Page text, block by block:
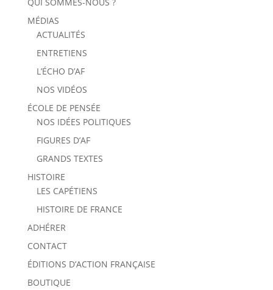
MÉDIAS
ACTUALITÉS
ENTRETIENS
L’ÉCHO D’AF
NOS VIDÉOS
ÉCOLE DE PENSÉE
NOS IDÉES POLITIQUES
FIGURES D’AF
GRANDS TEXTES
HISTOIRE
LES CAPÉTIENS
HISTOIRE DE FRANCE
ADHÉRER
CONTACT
ÉDITIONS D’ACTION FRANÇAISE
BOUTIQUE